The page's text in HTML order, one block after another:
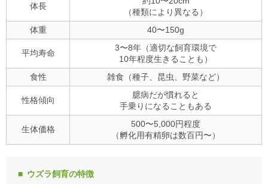
体長
（種類により異なる）
体重
40〜150g
平均寿命
3〜8年（適切な飼育環境で
10年程度生きることも）
食性
雑食（種子、昆虫、野菜など）
性格傾向
臆病だが慣れると
手乗りになることもある
生体価格
500〜5,000円程度
（孵化用有精卵は数百円〜）
ウズラ飼育の特徴